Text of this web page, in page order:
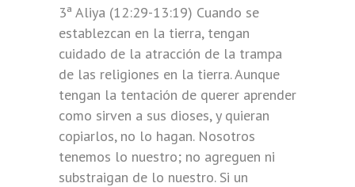
3ª Aliya (12:29-13:19) Cuando se
establezcan en la tierra, tengan
cuidado de la atracción de la trampa
de las religiones en la tierra. Aunque
tengan la tentación de querer aprender
como sirven a sus dioses, y quieran
copiarlos, no lo hagan. Nosotros
tenemos lo nuestro; no agreguen ni
substraigan de lo nuestro. Si un